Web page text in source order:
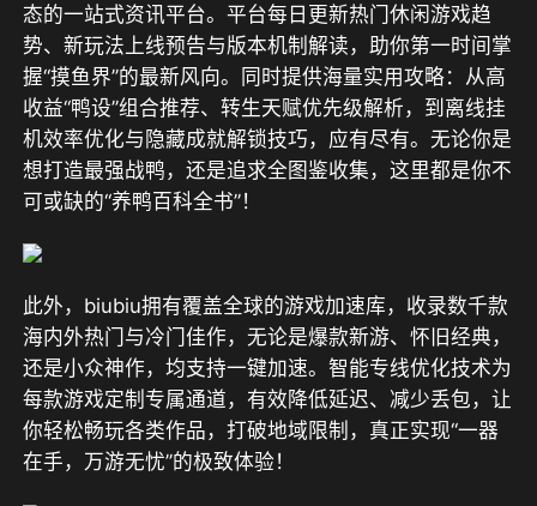
态的一站式资讯平台。平台每日更新热门休闲游戏趋
势、新玩法上线预告与版本机制解读，助你第一时间掌
握“摸鱼界”的最新风向。同时提供海量实用攻略：从高
收益“鸭设”组合推荐、转生天赋优先级解析，到离线挂
机效率优化与隐藏成就解锁技巧，应有尽有。无论你是
想打造最强战鸭，还是追求全图鉴收集，这里都是你不
可或缺的“养鸭百科全书”！
此外，biubiu拥有覆盖全球的游戏加速库，收录数千款
海内外热门与冷门佳作，无论是爆款新游、怀旧经典，
还是小众神作，均支持一键加速。智能专线优化技术为
每款游戏定制专属通道，有效降低延迟、减少丢包，让
你轻松畅玩各类作品，打破地域限制，真正实现“一器
在手，万游无忧”的极致体验！